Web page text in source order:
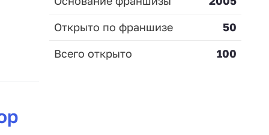
Открыто по франшизе
50
Всего открыто
100